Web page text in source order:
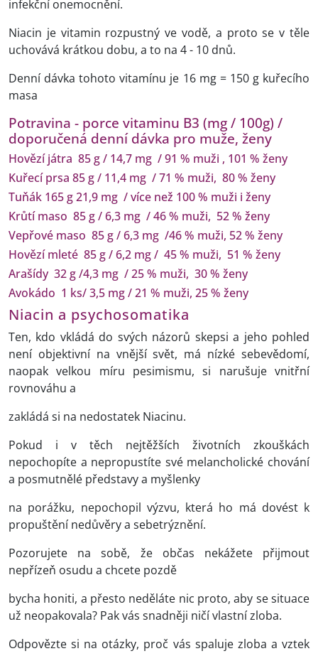
infekční onemocnění.
Niacin je vitamin rozpustný ve vodě, a proto se v těle
uchovává krátkou dobu, a to na 4 - 10 dnů.
Denní dávka tohoto vitamínu je 16 mg = 150 g kuřecího
masa
Potravina - porce vitaminu B3 (mg / 100g) /
doporučená denní dávka pro muže, ženy
Hovězí játra 85 g / 14,7 mg / 91 % muži , 101 % ženy
Kuřecí prsa 85 g / 11,4 mg / 71 % muži, 80 % ženy
Tuňák 165 g 21,9 mg / více než 100 % muži i ženy
Krůtí maso 85 g / 6,3 mg / 46 % muži, 52 % ženy
Vepřové maso 85 g / 6,3 mg /46 % muži, 52 % ženy
Hovězí mleté 85 g / 6,2 mg / 45 % muži, 51 % ženy
Arašídy 32 g /4,3 mg / 25 % muži, 30 % ženy
Avokádo 1 ks/ 3,5 mg / 21 % muži, 25 % ženy
Niacin a psychosomatika
Ten, kdo vkládá do svých názorů skepsi a jeho pohled
není objektivní na vnější svět, má nízké sebevědomí,
naopak velkou míru pesimismu, si narušuje vnitřní
rovnováhu a
zakládá si na nedostatek Niacinu.
Pokud i v těch nejtěžších životních zkouškách
nepochopíte a nepropustíte své melancholické chování
a posmutnělé představy a myšlenky
na porážku, nepochopil výzvu, která ho má dovést k
propuštění nedůvěry a sebetrýznění.
Pozorujete na sobě, že občas nekážete přijmout
nepřízeň osudu a chcete pozdě
bycha honiti, a přesto neděláte nic proto, aby se situace
už neopakovala? Pak vás snadněji ničí vlastní zloba.
Odpovězte si na otázky, proč vás spaluje zloba a vztek